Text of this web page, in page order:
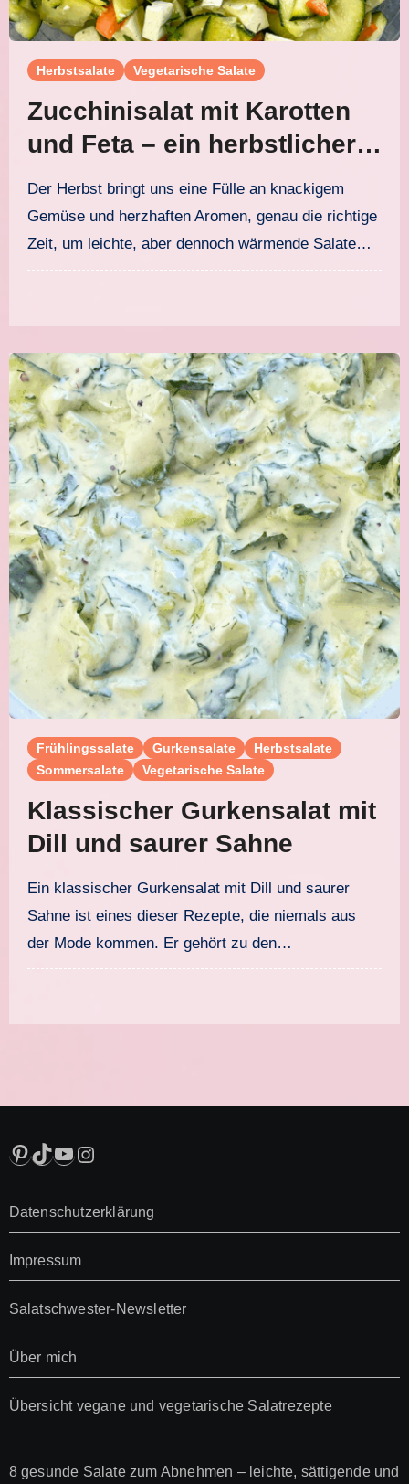
Herbstsalate Vegetarische Salate
Zucchinisalat mit Karotten
und Feta – ein herbstlicher
Genuss
Der Herbst bringt uns eine Fülle an knackigem
Gemüse und herzhaften Aromen, genau die richtige
Zeit, um leichte, aber dennoch wärmende Salate…
Frühlingssalate Gurkensalate
Herbstsalate
Sommersalate
Vegetarische Salate
Klassischer Gurkensalat mit
Dill und saurer Sahne
Ein klassischer Gurkensalat mit Dill und saurer
Sahne ist eines dieser Rezepte, die niemals aus
der Mode kommen. Er gehört zu den…
Pinterest
TikTok
YouTube
Instagram
Datenschutzerklärung
Impressum
Salatschwester-Newsletter
Über mich
Übersicht vegane und vegetarische Salatrezepte
8 gesunde Salate zum Abnehmen – leichte, sättigende und